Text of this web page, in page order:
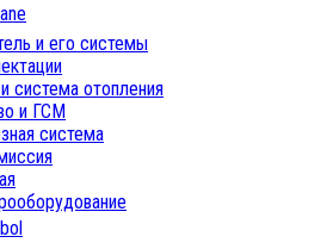
и его системы
система отопления
и ГСМ
система